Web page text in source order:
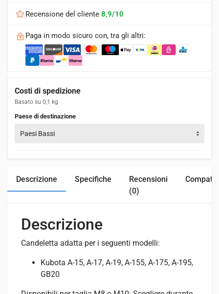
Recensione del cliente 8,9/10
Paga in modo sicuro con, tra gli altri:
Costi di spedizione
Basato su 0,1 kg
Paese di destinazione
Paesi Bassi
Descrizione Specifiche
Recensioni
(0)
Descrizione
Candeletta adatta per i seguenti modelli:
Kubota A-15, A-17, A-19, A-155, A-175, A-195,
GB20